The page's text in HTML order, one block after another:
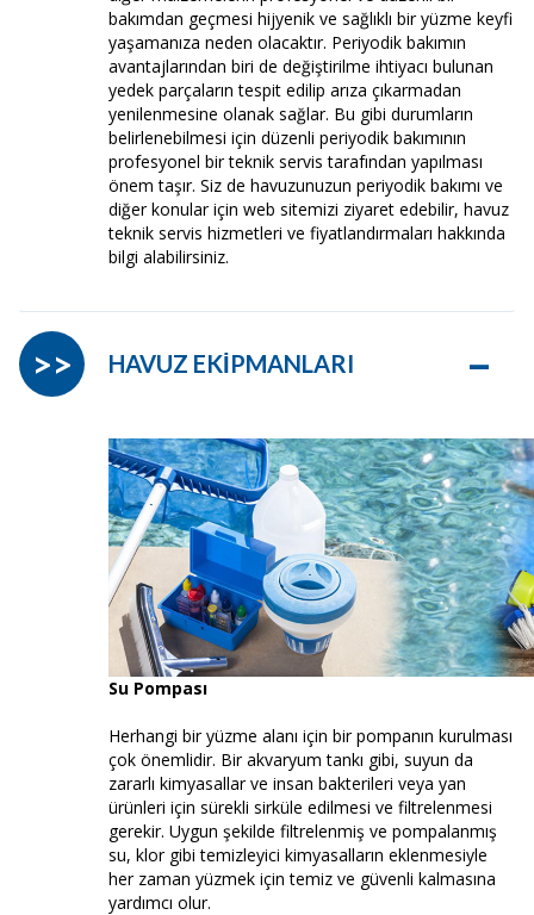
bakımdan geçmesi hijyenik ve sağlıklı bir yüzme keyfi
yaşamanıza neden olacaktır. Periyodik bakımın
avantajlarından biri de değiştirilme ihtiyacı bulunan
yedek parçaların tespit edilip arıza çıkarmadan
yenilenmesine olanak sağlar. Bu gibi durumların
belirlenebilmesi için düzenli periyodik bakımının
profesyonel bir teknik servis tarafından yapılması
önem taşır. Siz de havuzunuzun periyodik bakımı ve
diğer konular için web sitemizi ziyaret edebilir, havuz
teknik servis hizmetleri ve fiyatlandırmaları hakkında
bilgi alabilirsiniz.
HAVUZ EKİPMANLARI –
>>
Su Pompası
Herhangi bir yüzme alanı için bir pompanın kurulması
çok önemlidir. Bir akvaryum tankı gibi, suyun da
zararlı kimyasallar ve insan bakterileri veya yan
ürünleri için sürekli sirküle edilmesi ve filtrelenmesi
gerekir. Uygun şekilde filtrelenmiş ve pompalanmış
su, klor gibi temizleyici kimyasalların eklenmesiyle
her zaman yüzmek için temiz ve güvenli kalmasına
yardımcı olur.